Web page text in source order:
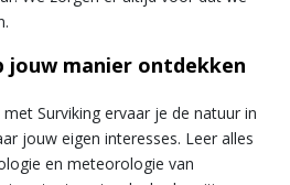
jouw manier ontdekken
Surviking ervaar je de natuur in
jouw eigen interesses. Leer alles
en meteorologie van